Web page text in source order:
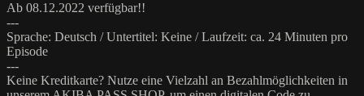
Ab 08.12.2022 verfügbar!!
---
Sprache: Deutsch / Untertitel: Keine / Laufzeit: ca. 24 Minuten pro
Episode
---
Keine Kreditkarte? Nutze eine Vielzahl an Bezahlmöglichkeiten in